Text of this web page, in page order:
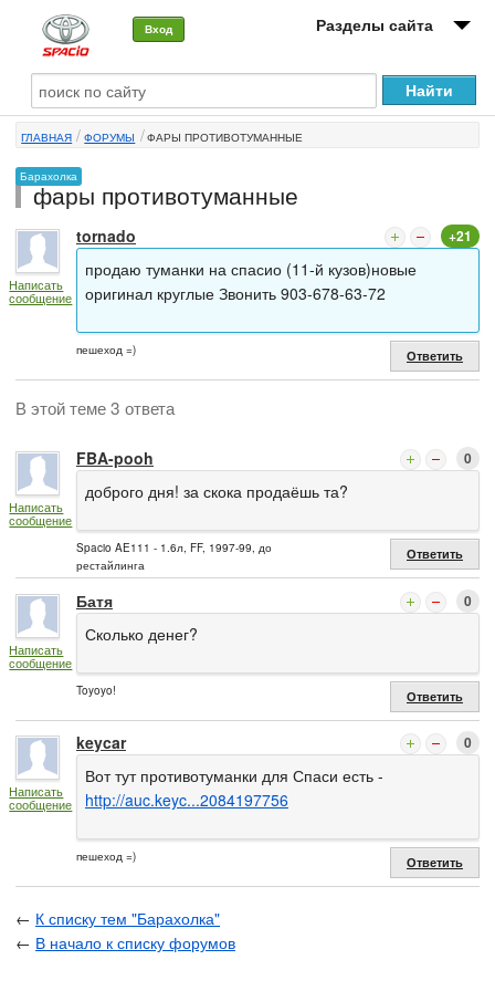
Вход Разделы сайта
О машине
Автоклуб
Форумы
Сервисы и услуги
Новости
ГЛАВНАЯ ФОРУМЫ ФАРЫ ПРОТИВОТУМАННЫЕ
Барахолка
фары противотуманные
Написать
сообщение
tornado +21
продаю туманки на спасио (11-й кузов)новые
оригинал круглые Звонить 903-678-63-72
пешеход =) Ответить
В этой теме 3 ответа
Написать
сообщение
FBA-pooh 0
доброго дня! за скока продаёшь та?
Spacio AE111 - 1.6л, FF, 1997-99, до
рестайлинга
Ответить
Написать
сообщение
Батя 0
Сколько денег?
Toyoyo! Ответить
Написать
сообщение
keycar 0
Вот тут противотуманки для Спаси есть -
http://auc.keyc...2084197756
пешеход =) Ответить
← К списку тем "Барахолка"
← В начало к списку форумов